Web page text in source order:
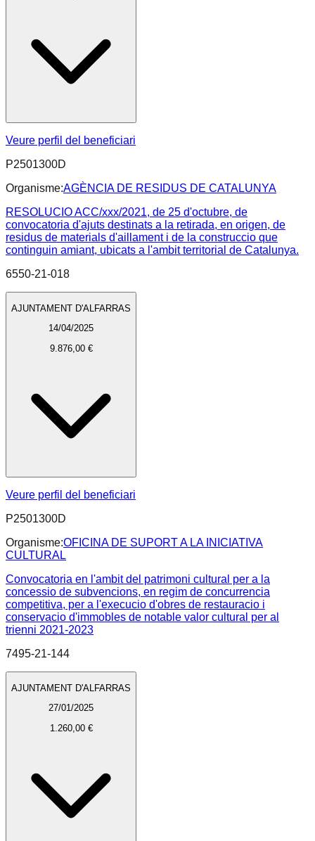
Veure perfil del beneficiari
P2501300D
Organisme:AGÈNCIA DE RESIDUS DE CATALUNYA
RESOLUCIO ACC/xxx/2021, de 25 d'octubre, de
convocatoria d'ajuts destinats a la retirada, en origen, de
residus de materials d'aillament i de la construccio que
continguin amiant, ubicats a l'ambit territorial de Catalunya.
6550-21-018
AJUNTAMENT D'ALFARRAS
14/04/2025
9.876,00 €
Veure perfil del beneficiari
P2501300D
Organisme:OFICINA DE SUPORT A LA INICIATIVA
CULTURAL
Convocatoria en l'ambit del patrimoni cultural per a la
concessio de subvencions, en regim de concurrencia
competitiva, per a l'execucio d'obres de restauracio i
conservacio d'immobles de notable valor cultural per al
trienni 2021-2023
7495-21-144
AJUNTAMENT D'ALFARRAS
27/01/2025
1.260,00 €